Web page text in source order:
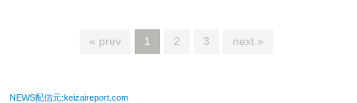
« prev 1 2 3 next »
NEWS配信元:keizaireport.com